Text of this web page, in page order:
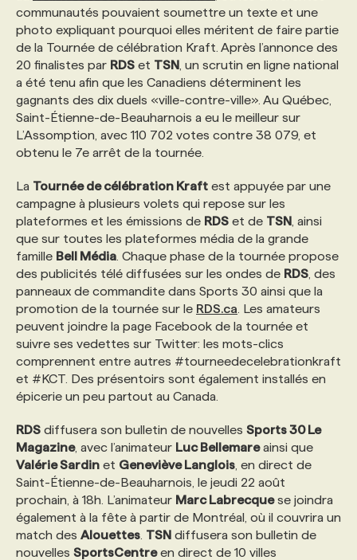
AFFAIRES DE L'INDUSTRIE
INITIATIVES NUMÉRIQUES
PRIX ET DISTINCTIONS
TENDANCES
WEB & MÉDIAS SOCIAUX
MARKETING DURABLE
GEO/SEO
ÉVÉNEMENTIEL
NOS AUTEUR‧RICES
INFOLETTRE PUBLICITÉ
ANNONCEZ AVEC NOUS
CONSULTER LA CVTHÈQUE
PROFIL ENTREPRISE
FAQ
ANNONCEZ AVEC NOUS
VOIR LES OFFRES
PROFIL CANDIDAT
FAQ
ANNONCEZ AVEC NOUS
NOS FORMATIONS EN LIGNE
NOS PARCOURS DE FORMATIONS
FORMATIONS PERSONNALISÉES
NOS FORMATEUR‧RICES
POURQUOI CHOISIR NOS FORMATIONS
NOS TARIFS
PROGRAMMES DE SUBVENTIONS
FAQ
ANNONCEZ AVEC NOUS
CHASSE DE TÊTE
SERVICE DE CHASSE DE TÊTE
NOS TARIFS
NOS EXPERTISES
FAQ
ANNONCEZ AVEC NOUS
communautés pouvaient soumettre un texte et une
photo expliquant pourquoi elles méritent de faire partie
de la Tournée de célébration Kraft. Après l’annonce des
20 finalistes par RDS et TSN , un scrutin en ligne national
a été tenu afin que les Canadiens déterminent les
gagnants des dix duels «ville-contre-ville». Au Québec,
Saint-Étienne-de-Beauharnois a eu le meilleur sur
L’Assomption, avec 110 702 votes contre 38 079, et
obtenu le 7e arrêt de la tournée.
La Tournée de célébration Kraft est appuyée par une
campagne à plusieurs volets qui repose sur les
plateformes et les émissions de RDS et de TSN , ainsi
que sur toutes les plateformes média de la grande
famille Bell Média . Chaque phase de la tournée propose
des publicités télé diffusées sur les ondes de RDS , des
panneaux de commandite dans Sports 30 ainsi que la
promotion de la tournée sur le RDS.ca . Les amateurs
peuvent joindre la page Facebook de la tournée et
suivre ses vedettes sur Twitter: les mots-clics
comprennent entre autres #tourneedecelebrationkraft
et #KCT. Des présentoirs sont également installés en
épicerie un peu partout au Canada.
RDS diffusera son bulletin de nouvelles Sports 30 Le
Magazine, avec l’animateur Luc Bellemareainsi que
Valérie Sardin et Geneviève Langlois , en direct de
Saint-Étienne-de-Beauharnois, le jeudi 22 août
prochain, à 18h. L’animateur Marc Labrecquese joindra
également à la fête à partir de Montréal, où il couvrira un
match des Alouettes TSN diffusera son bulletin de
nouvelles SportsCentreen direct de 10 villes